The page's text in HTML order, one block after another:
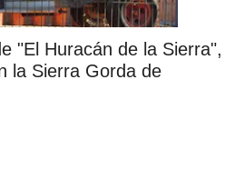
"El Huracán de la Sierra",
la Sierra Gorda de